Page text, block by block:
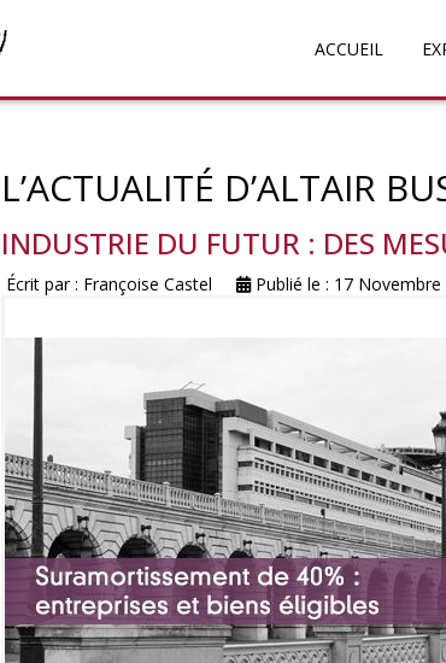
ACCUEIL
L’ACTUALITÉ D’ALTAIR
INDUSTRIE DU FUTUR : DES
Écrit par : Françoise Castel Publié le : 17 Novembre